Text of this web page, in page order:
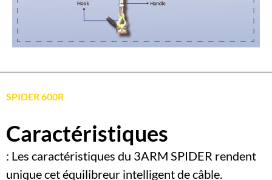
SPIDER 600R
Caractéristiques
: Les caractéristiques du 3ARM SPIDER rendent
unique cet équilibreur intelligent de câble.